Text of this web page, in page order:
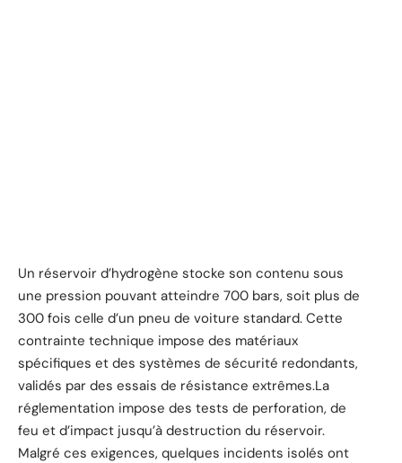
Un réservoir d’hydrogène stocke son contenu sous
une pression pouvant atteindre 700 bars, soit plus de
300 fois celle d’un pneu de voiture standard. Cette
contrainte technique impose des matériaux
spécifiques et des systèmes de sécurité redondants,
validés par des essais de résistance extrêmes.La
réglementation impose des tests de perforation, de
feu et d’impact jusqu’à destruction du réservoir.
Malgré ces exigences, quelques incidents isolés ont